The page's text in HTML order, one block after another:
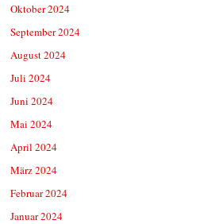
Oktober 2024
September 2024
August 2024
Juli 2024
Juni 2024
Mai 2024
April 2024
März 2024
Februar 2024
Januar 2024